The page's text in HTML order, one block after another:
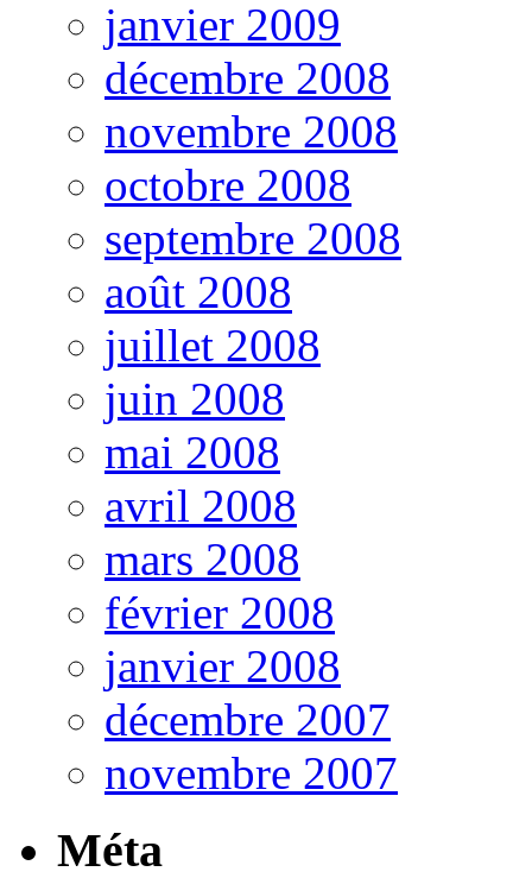
janvier 2009
décembre 2008
novembre 2008
octobre 2008
septembre 2008
août 2008
juillet 2008
juin 2008
mai 2008
avril 2008
mars 2008
février 2008
janvier 2008
décembre 2007
novembre 2007
Méta